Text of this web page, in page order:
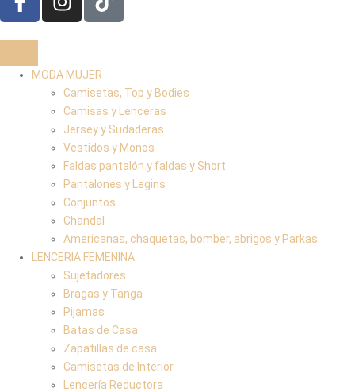
MODA MUJER
Camisetas, Top y Bodies
Camisas y Lenceras
Jersey y Sudaderas
Vestidos y Monos
Faldas pantalón y faldas y Short
Pantalones y Legins
Conjuntos
Chandal
Americanas, chaquetas, bomber, abrigos y Parkas
LENCERIA FEMENINA
Sujetadores
Bragas y Tanga
Pijamas
Batas de Casa
Zapatillas de casa
Camisetas de Interior
Lencería Reductora